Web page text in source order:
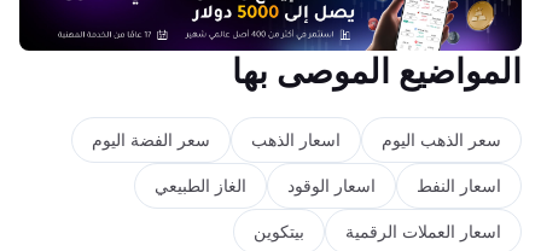
المواضيع الموصى بها
سعر الذهب اليوم اسعار الذهب سعر الفضة اليوم
اسعار النفط اسعار الوقود الغاز الطبيعي
اسعار العملات الرقمية بيتكوين